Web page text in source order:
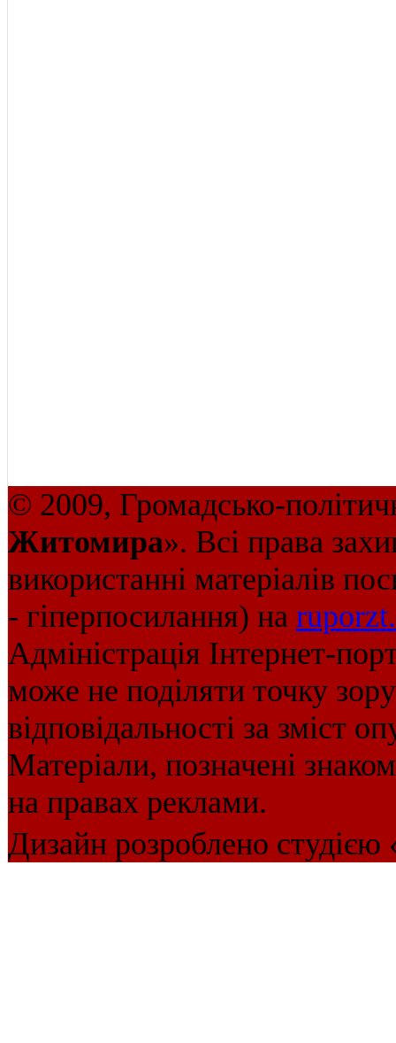
© 2009, Громадсько-
Житомира». Всі права
використанні матеріалів
- гіперпосилання) на
Адміністрація Інтернет-
може не поділяти точку
відповідальності за зміст
Матеріали, позначені
на правах реклами.
Дизайн розроблено студією